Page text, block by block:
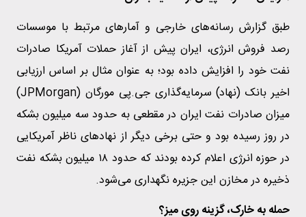
طبق گزارش‌ رسانه‌های خارجی و آمارهای مرتبط با موسسات
رصد فروش انرژی، ایران پیش از آغاز حملات آمریکا صادرات
نفت خود را افزایش داده بود؛ به عنوان مثال بر اساس ارزیابی
اخیر بانک (نهاد) سرمایه‌گذاری جی.پی مورگان (JPMorgan)
میزان صادرات نفت ایران در مقطعی به حدود سه میلیون بشکه
در روز رسیده بود و حتی برخی دیگر از نهادهای ناظر آمریکایی
در حوزه انرژی اعلام کرده بودند که حدود ۱۸ میلیون بشکه نفت
ذخیره در مخازن این جزیره نگهداری می‌شود.
حمله به خارک، گزینه‌ روی میز؟